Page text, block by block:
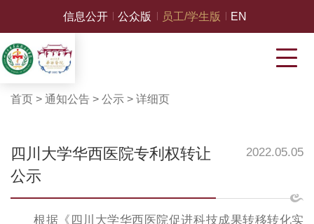
信息公开 公众版 员工/学生版 EN
首页 > 通知公告> 公示> 详细页
四川大学华西医院专利权转让
公示
2022.05.05
根据《四川大学华西医院促进科技成果转移转化实